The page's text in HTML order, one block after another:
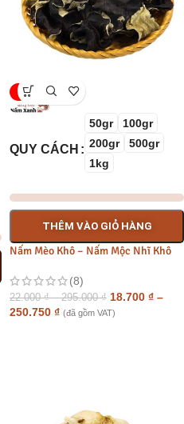
-15%
QUY CÁCH
50gr
100gr
200gr
500gr
1kg
THÊM VÀO GIỎ HÀNG
Nấm Mèo Khô – Nấm Mộc Nhĩ Khô
(8)
22.000₫ – 295.000₫ 18.700 ₫ –
250.750 ₫ (đã gồm VAT)